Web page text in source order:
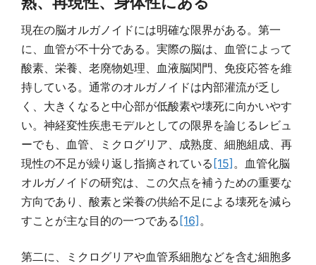
現在の脳オルガノイドには明確な限界がある。第一
に、血管が不十分である。実際の脳は、血管によって
酸素、栄養、老廃物処理、血液脳関門、免疫応答を維
持している。通常のオルガノイドは内部灌流が乏し
く、大きくなると中心部が低酸素や壊死に向かいやす
い。神経変性疾患モデルとしての限界を論じるレビュ
ーでも、血管、ミクログリア、成熟度、細胞組成、再
現性の不足が繰り返し指摘されている[15] 。血管化脳
オルガノイドの研究は、この欠点を補うための重要な
方向であり、酸素と栄養の供給不足による壊死を減ら
すことが主な目的の一つである[16] 。
第二に、ミクログリアや血管系細胞などを含む細胞多